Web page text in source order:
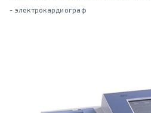
- электрокардиограф